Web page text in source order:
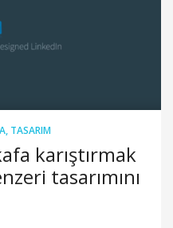
, TASARIM
karıştırmak
tasarımını